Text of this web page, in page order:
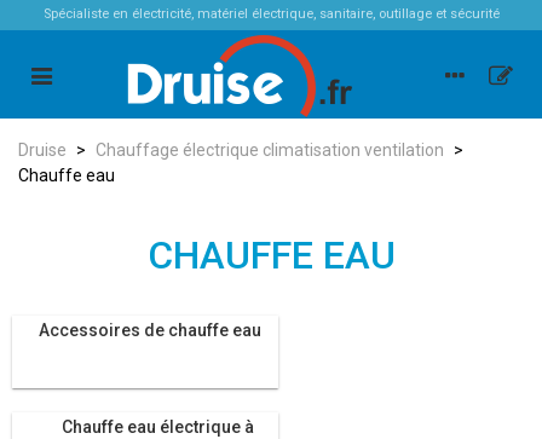
Spécialiste en électricité, matériel électrique, sanitaire, outillage et sécurité
Druise > Chauffage électrique climatisation ventilation
>
Chauffe eau
CHAUFFE EAU
Accessoires de chauffe eau
Chauffe eau électrique à